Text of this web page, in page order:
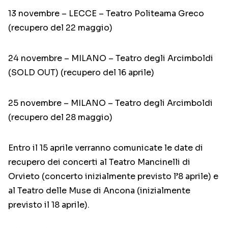
13 novembre – LECCE – Teatro Politeama Greco
(recupero del 22 maggio)
24 novembre – MILANO – Teatro degli Arcimboldi
(SOLD OUT) (recupero del 16 aprile)
25 novembre – MILANO – Teatro degli Arcimboldi
(recupero del 28 maggio)
Entro il 15 aprile verranno comunicate le date di
recupero dei concerti al Teatro Mancinelli di
Orvieto (concerto inizialmente previsto l’8 aprile) e
al Teatro delle Muse di Ancona (inizialmente
previsto il 18 aprile).